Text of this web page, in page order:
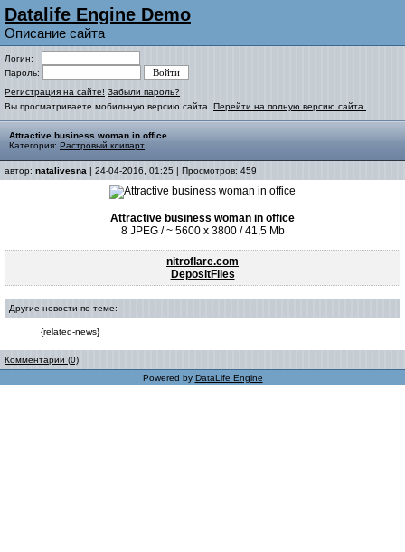
Datalife Engine Demo
Описание сайта
Логин:
Пароль:
Регистрация на сайте! Забыли пароль?
Вы просматриваете мобильную версию сайта. Перейти на полную версию сайта.
Attractive business woman in office
Категория: Растровый клипарт
автор: natalivesna | 24-04-2016, 01:25 | Просмотров: 459
Attractive business woman in office
8 JPEG / ~ 5600 x 3800 / 41,5 Mb
nitroflare.com
DepositFiles
Другие новости по теме:
{related-news}
Комментарии (0)
Powered by DataLife Engine